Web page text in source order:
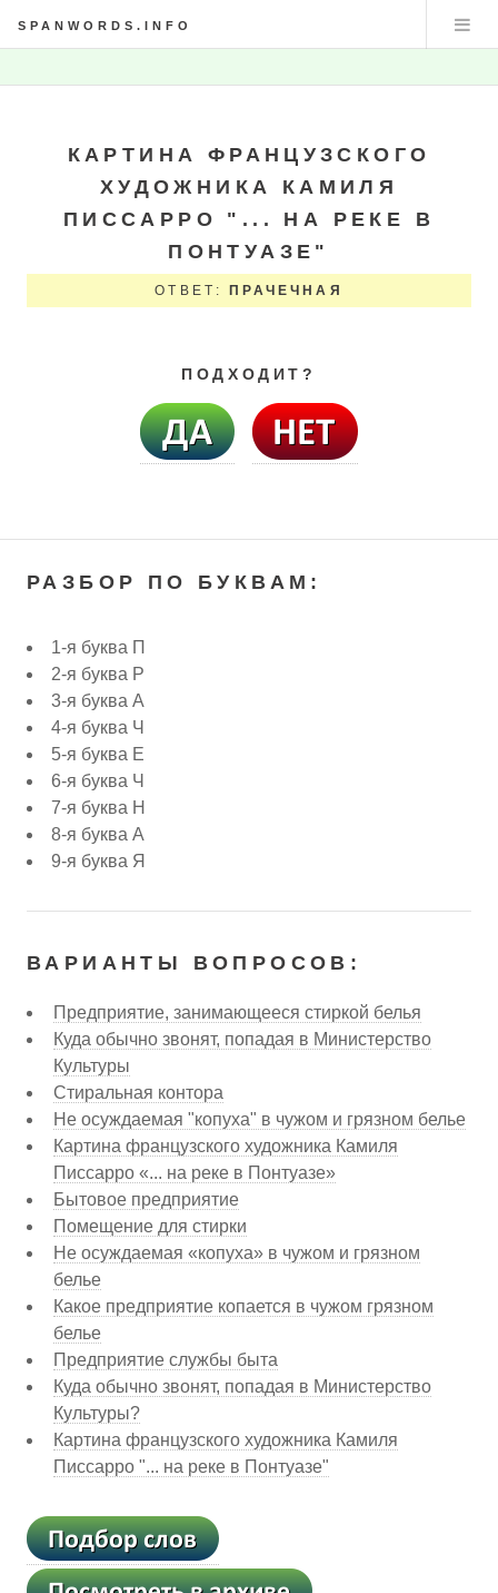
SPANWORDS.INFO
КАРТИНА ФРАНЦУЗСКОГО
ХУДОЖНИКА КАМИЛЯ
ПИССАРРО "... НА РЕКЕ В
ПОНТУАЗЕ"
ОТВЕТ: ПРАЧЕЧНАЯ
ПОДХОДИТ?
РАЗБОР ПО БУКВАМ:
1-я буква П
2-я буква Р
3-я буква А
4-я буква Ч
5-я буква Е
6-я буква Ч
7-я буква Н
8-я буква А
9-я буква Я
ВАРИАНТЫ ВОПРОСОВ:
Предприятие, занимающееся стиркой белья
Куда обычно звонят, попадая в Министерство
Культуры
Стиральная контора
Не осуждаемая "копуха" в чужом и грязном белье
Картина французского художника Камиля
Писсарро «... на реке в Понтуазе»
Бытовое предприятие
Помещение для стирки
Не осуждаемая «копуха» в чужом и грязном
белье
Какое предприятие копается в чужом грязном
белье
Предприятие службы быта
Куда обычно звонят, попадая в Министерство
Культуры?
Картина французского художника Камиля
Писсарро "... на реке в Понтуазе"